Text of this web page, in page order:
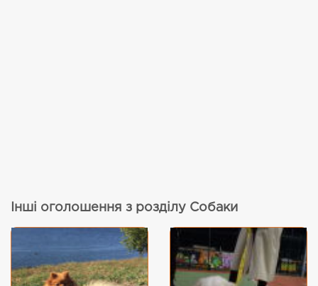
Інші оголошення з розділу Собаки